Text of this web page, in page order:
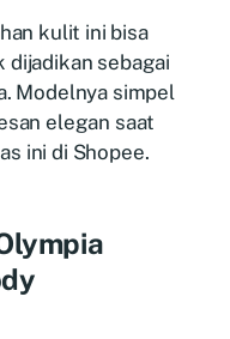
kulit ini bisa
dijadikan sebagai
Modelnya simpel
elegan saat
ini di Shopee.